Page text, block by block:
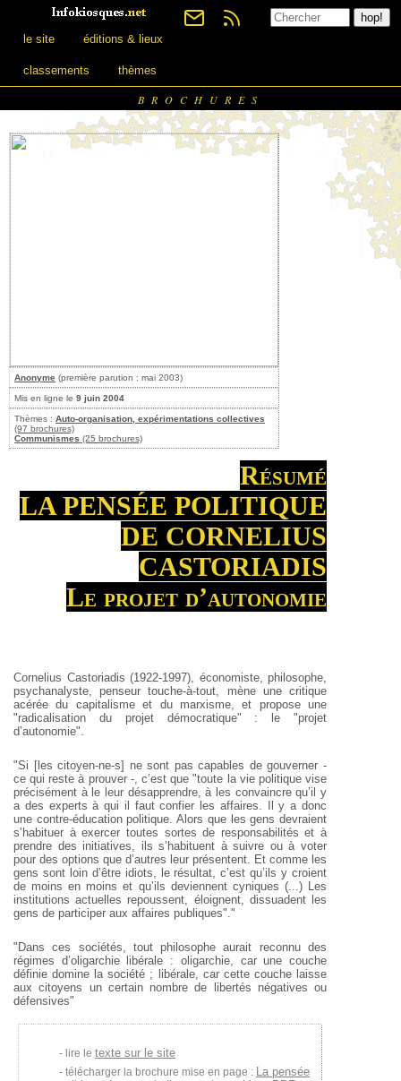
le site éditions & lieux
classements thèmes
BROCHURES
Anonyme (première parution : mai 2003)
Mis en ligne le 9 juin 2004
Thèmes : Auto-organisation, expérimentations collectives
(97 brochures)
Communismes (25 brochures)
Résumé
LA PENSÉE POLITIQUE
DE CORNELIUS
CASTORIADIS
Le projet d’autonomie
Cornelius Castoriadis (1922-1997), économiste, philosophe,
psychanalyste, penseur touche-à-tout, mène une critique
acérée du capitalisme et du marxisme, et propose une
"radicalisation du projet démocratique" : le "projet
d’autonomie".
"Si [les citoyen-ne-s] ne sont pas capables de gouverner -
ce qui reste à prouver -, c’est que "toute la vie politique vise
précisément à le leur désapprendre, à les convaincre qu’il y
a des experts à qui il faut confier les affaires. Il y a donc
une contre-éducation politique. Alors que les gens devraient
s’habituer à exercer toutes sortes de responsabilités et à
prendre des initiatives, ils s’habituent à suivre ou à voter
pour des options que d’autres leur présentent. Et comme les
gens sont loin d’être idiots, le résultat, c’est qu’ils y croient
de moins en moins et qu’ils deviennent cyniques (...) Les
institutions actuelles repoussent, éloignent, dissuadent les
gens de participer aux affaires publiques"."
"Dans ces sociétés, tout philosophe aurait reconnu des
régimes d’oligarchie libérale : oligarchie, car une couche
définie domine la société ; libérale, car cette couche laisse
aux citoyens un certain nombre de libertés négatives ou
défensives"
lire le texte sur le site
télécharger la brochure mise en page : La pensée